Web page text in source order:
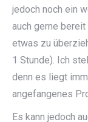
jedoch noch ein
auch gerne
etwas zu
1 Stunde). Ich
denn es liegt
angefangenes
Es kann jedoch